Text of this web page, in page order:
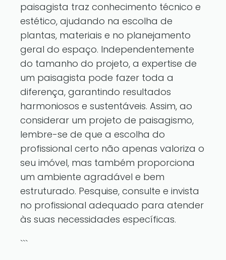
paisagista traz conhecimento técnico e
estético, ajudando na escolha de
plantas, materiais e no planejamento
geral do espaço. Independentemente
do tamanho do projeto, a expertise de
um paisagista pode fazer toda a
diferença, garantindo resultados
harmoniosos e sustentáveis. Assim, ao
considerar um projeto de paisagismo,
lembre-se de que a escolha do
profissional certo não apenas valoriza o
seu imóvel, mas também proporciona
um ambiente agradável e bem
estruturado. Pesquise, consulte e invista
no profissional adequado para atender
às suas necessidades específicas.
```